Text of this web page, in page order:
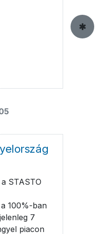
STASTO
100%-ban
7
piacon